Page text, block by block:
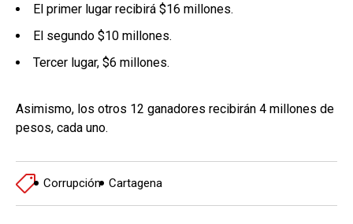
El primer lugar recibirá $16 millones.
El segundo $10 millones.
Tercer lugar, $6 millones.
Asimismo, los otros 12 ganadores recibirán 4 millones de
pesos, cada uno.
Corrupción Cartagena